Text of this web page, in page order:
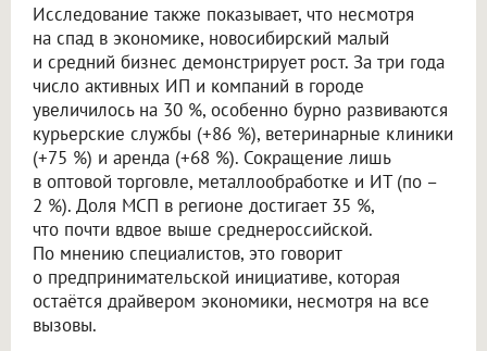
Исследование также показывает, что несмотря
на спад в экономике, новосибирский малый
и средний бизнес демонстрирует рост. За три года
число активных ИП и компаний в городе
увеличилось на 30 %, особенно бурно развиваются
курьерские службы (+86 %), ветеринарные клиники
(+75 %) и аренда (+68 %). Сокращение лишь
в оптовой торговле, металлообработке и ИТ (по –
2 %). Доля МСП в регионе достигает 35 %,
что почти вдвое выше среднероссийской.
По мнению специалистов, это говорит
о предпринимательской инициативе, которая
остаётся драйвером экономики, несмотря на все
вызовы.